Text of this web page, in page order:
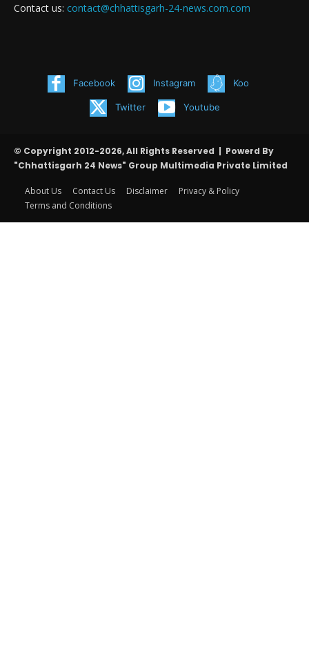
Contact us: contact@chhattisgarh-24-news.com.com
Facebook Instagram Koo
Twitter Youtube
© Copyright 2012-2026, All Rights Reserved | Powerd By
"Chhattisgarh 24 News" Group Multimedia Private Limited
About Us Contact Us Disclaimer
Privacy & Policy
Terms and Conditions